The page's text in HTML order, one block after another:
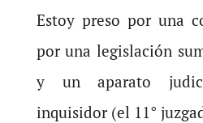
Estoy preso por una
por una legislación
y un aparato
inquisidor (el 11°